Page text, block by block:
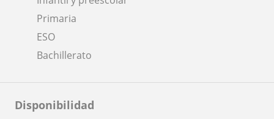
Primaria
ESO
Bachillerato
Disponibilidad